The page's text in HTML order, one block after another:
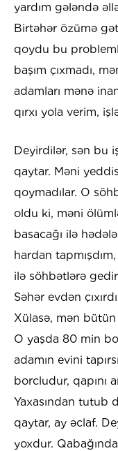
yardım gələndə
Birtəhər özümə
qoydu bu
başım çıxmadı,
adamları mənə
qırxı yola verim,
Deyirdilər, sən bu
qaytar. Məni
qoymadılar. O
oldu ki, məni
basacağı ilə
hardan
ilə söhbətlərə
Səhər evdən
Xülasə, mən bütün
O yaşda 80 min
adamın evini
borcludur, qapını
Yaxasından tutub
qaytar, ay əclaf.
yoxdur.